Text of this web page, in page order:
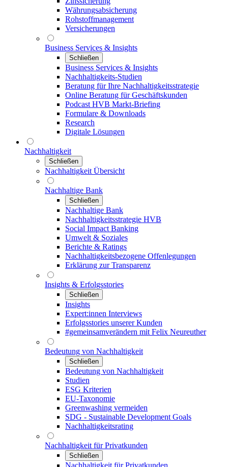
Währungsabsicherung
Rohstoffmanagement
Versicherungen
Business Services & Insights
Schließen
Business Services & Insights
Nachhaltigkeits-Studien
Beratung für Ihre Nachhaltigkeitsstrategie
Online Beratung für Geschäftskunden
Podcast HVB Markt-Briefing
Formulare & Downloads
Research
Digitale Lösungen
Nachhaltigkeit
Schließen
Nachhaltigkeit Übersicht
Nachhaltige Bank
Schließen
Nachhaltige Bank
Nachhaltigkeitsstrategie HVB
Social Impact Banking
Umwelt & Soziales
Berichte & Ratings
Nachhaltigkeitsbezogene Offenlegungen
Erklärung zur Transparenz
Insights & Erfolgsstories
Schließen
Insights
Expert:innen Interviews
Erfolgsstories unserer Kunden
#gemeinsamverändern mit Felix Neureuther
Bedeutung von Nachhaltigkeit
Schließen
Bedeutung von Nachhaltigkeit
Studien
ESG Kriterien
EU-Taxonomie
Greenwashing vermeiden
SDG - Sustainable Development Goals
Nachhaltigkeitsrating
Nachhaltigkeit für Privatkunden
Schließen
Nachhaltigkeit für Privatkunden